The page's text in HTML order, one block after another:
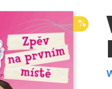
Připravujeme
Bestsellery
Tipy redakce
%